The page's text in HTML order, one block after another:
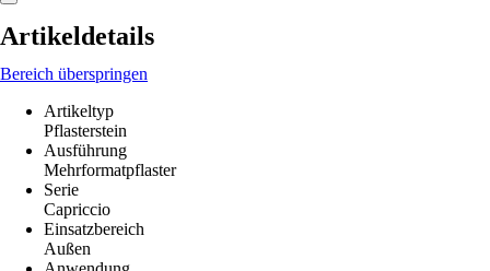
Artikeldetails
Bereich überspringen
Artikeltyp
Pflasterstein
Ausführung
Mehrformatpflaster
Serie
Capriccio
Einsatzbereich
Außen